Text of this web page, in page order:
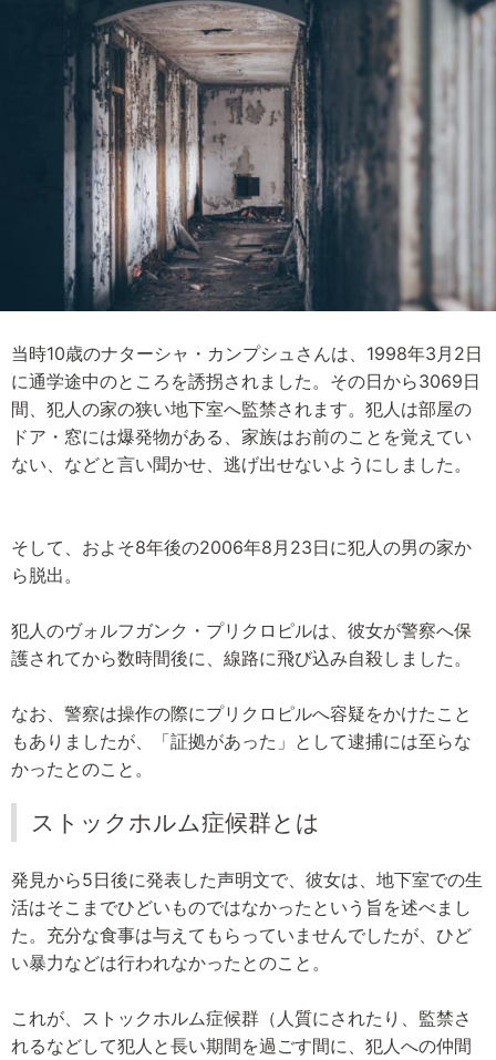
当時10歳のナターシャ・カンプシュさんは、1998年3月2日
に通学途中のところを誘拐されました。その日から3069日
間、犯人の家の狭い地下室へ監禁されます。犯人は部屋の
ドア・窓には爆発物がある、家族はお前のことを覚えてい
ない、などと言い聞かせ、逃げ出せないようにしました。
そして、およそ8年後の2006年8月23日に犯人の男の家か
ら脱出。
犯人のヴォルフガンク・プリクロピルは、彼女が警察へ保
護されてから数時間後に、線路に飛び込み自殺しました。
なお、警察は操作の際にプリクロピルへ容疑をかけたこと
もありましたが、「証拠があった」として逮捕には至らな
かったとのこと。
ストックホルム症候群とは
発見から5日後に発表した声明文で、彼女は、地下室での生
活はそこまでひどいものではなかったという旨を述べまし
た。充分な食事は与えてもらっていませんでしたが、ひど
い暴力などは行われなかったとのこと。
これが、ストックホルム症候群（人質にされたり、監禁さ
れるなどして犯人と長い期間を過ごす間に、犯人への仲間